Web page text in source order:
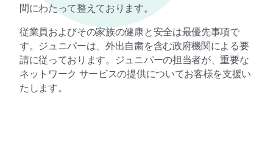
間にわたって整えております。
従業員およびその家族の健康と安全は最優先事項で
す。ジュニパーは、外出自粛を含む政府機関による要
請に従っております。ジュニパーの担当者が、重要な
ネットワーク サービスの提供についてお客様を支援い
たします。